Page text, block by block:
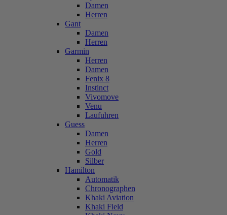
Damen
Herren
Gant
Damen
Herren
Garmin
Herren
Damen
Fenix 8
Instinct
Vivomove
Venu
Laufuhren
Guess
Damen
Herren
Gold
Silber
Hamilton
Automatik
Chronographen
Khaki Aviation
Khaki Field